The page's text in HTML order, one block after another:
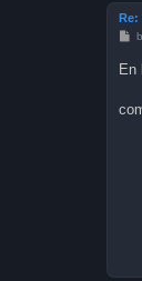
Re:
P
t
En